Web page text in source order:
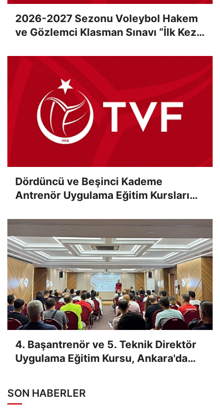
2026-2027 Sezonu Voleybol Hakem
ve Gözlemci Klasman Sınavı “İlk Kez”
Dördüncü ve Beşinci Kademe
Antrenör Uygulama Eğitim Kursları
4. Başantrenör ve 5. Teknik Direktör
Uygulama Eğitim Kursu, Ankara'da
SON HABERLER